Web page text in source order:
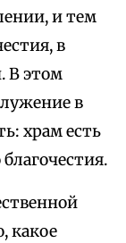
и тем
в
В этом
в
храм есть
какое